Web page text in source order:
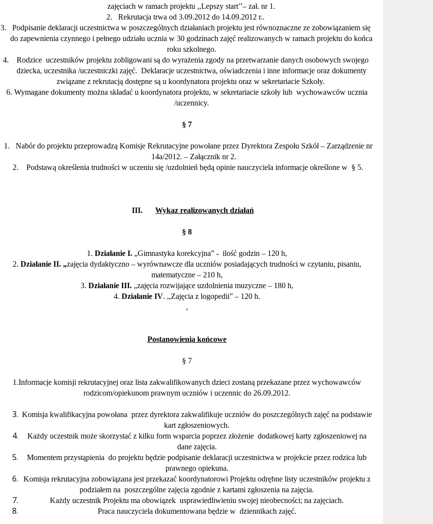
zajęciach w ramach projektu ,,Lepszy start’’– zał. nr 1.
2.
Rekrutacja trwa od 3.09.2012 do 14.09.2012 r..
3.
Podpisanie deklaracji uczestnictwa w poszczególnych działaniach projektujest równoznaczne ze zobowiązaniem się
do zapewnienia czynnego i pełnego udziału ucznia w 30 godzinach zajęć realizowanych w ramach projektu do końca
roku szkolnego.
4.
Rodzice uczestników projektu zobligowani są do wyrażenia zgody na przetwarzanie danych osobowych swojego
dziecka, uczestnika /uczestniczki zajęć. Deklaracje uczestnictwa, oświadczenia i inne informacje oraz dokumenty
związane z rekrutacją dostępne są u koordynatora projektu oraz w sekretariacieSzkoły.
6. Wymagane dokumenty można składać u koordynatora projektu, w sekretariacie szkoły lub wychowawców ucznia
/uczennicy.
§ 7
1.
Nabór do projektu przeprowadzą Komisje Rekrutacyjne powołane przez Dyrektora Zespołu Szkół – Zarządzenie nr
14a/2012. – Załącznik nr 2.
2.
Podstawą określenia trudności w uczeniu się /uzdolnień będą opinie nauczyciela informacje określone w § 5.
III. Wykaz realizowanych działań
§ 8
1. Działanie I. „Gimnastyka korekcyjna” - ilość godzin – 120 h,
2. Działanie II. „zajęcia dydaktyczno – wyrównawcze dla uczniów posiadających trudności w czytaniu, pisaniu,
matematyczne – 210 h,
3. Działanie III. „zajęcia rozwijające uzdolnienia muzyczne – 180 h,
4. Działanie IV. ,,Zajęcia z logopedii” – 120 h.
,
Postanowienia końcowe
§ 7
1.Informacje komisji rekrutacyjnej oraz lista zakwalifikowanych dzieci zostaną przekazane przez wychowawców
rodzicom/opiekunom prawnym uczniów i uczennic do 26.09.2012.
Komisja kwalifikacyjna powołana przez dyrektora zakwalifikuje uczniów do poszczególnych zajęć na podstawie
kart zgłoszeniowych.
Każdy uczestnik może skorzystać z kilku form wsparcia poprzez złożenie dodatkowej karty zgłoszeniowej na
dane zajęcia.
Momentem przystąpienia do projektu będzie podpisanie deklaracji uczestnictwa w projekcie przez rodzica lub
prawnego opiekuna.
Komisja rekrutacyjna zobowiązana jest przekazać koordynatorowi Projektu odrębne listy uczestników projektu z
podziałem na poszczególne zajęcia zgodnie z kartami zgłoszenia na zajęcia.
Każdy uczestnik Projektu ma obowiązek usprawiedliwieniu swojej nieobecności; na zajęciach.
Praca nauczyciela dokumentowana będzie w dziennikach zajęć.